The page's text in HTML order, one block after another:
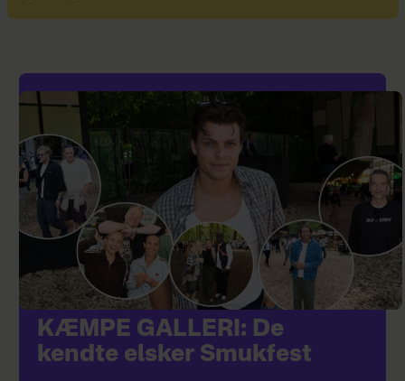
KÆMPE GALLERI: De
kendte elsker Smukfest